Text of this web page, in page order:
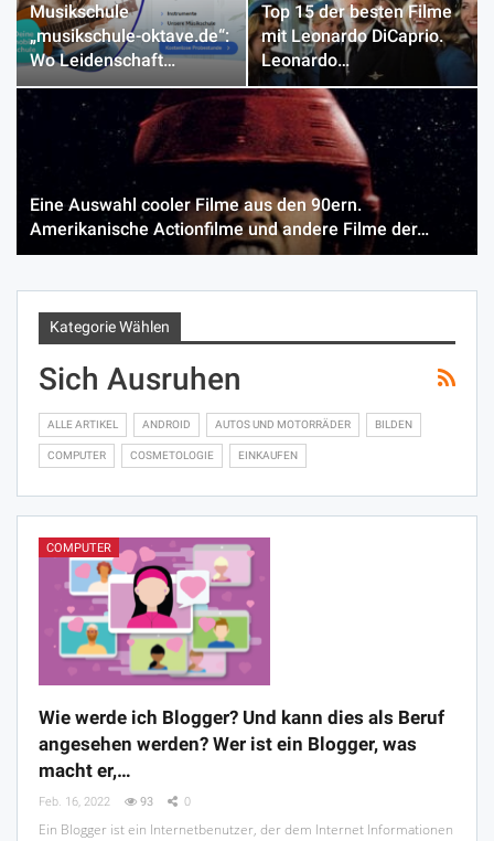
Musikschule
„musikschule-oktave.de“:
Wo Leidenschaft…
Top 15 der besten Filme
mit Leonardo DiCaprio.
Leonardo…
Eine Auswahl cooler Filme aus den 90ern.
Amerikanische Actionfilme und andere Filme der…
Kategorie Wählen
Sich Ausruhen
ALLE ARTIKEL ANDROID AUTOS UND MOTORRÄDER BILDEN
COMPUTER COSMETOLOGIE EINKAUFEN
COMPUTER
Wie werde ich Blogger? Und kann dies als Beruf
angesehen werden? Wer ist ein Blogger, was
macht er,…
Feb. 16, 2022 93 0
Ein Blogger ist ein Internetbenutzer, der dem Internet Informationen